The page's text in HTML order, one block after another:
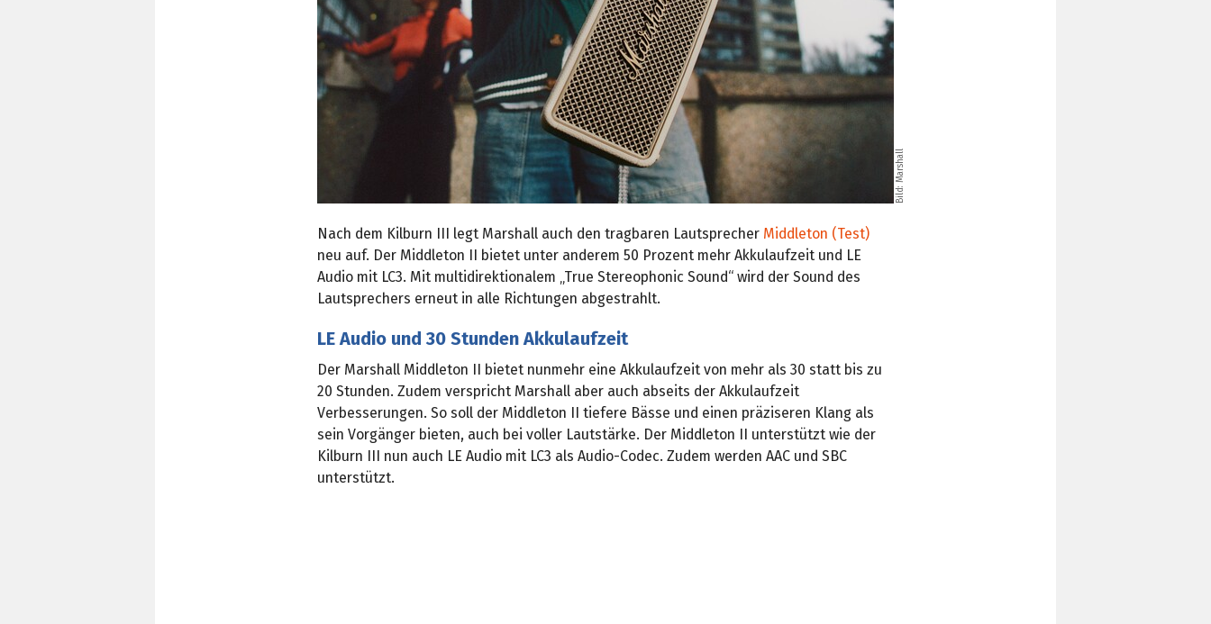
Bild: Marshall
Nach dem Kilburn III legt Marshall auch den tragbaren Lautsprecher Middleton (Test)
neu auf. Der Middleton II bietet unter anderem 50 Prozent mehr Akkulaufzeit und LE
Audio mit LC3. Mit multidirektionalem „True Stereophonic Sound“ wird der Sound des
Lautsprechers erneut in alle Richtungen abgestrahlt.
LE Audio und 30 Stunden Akkulaufzeit
Der Marshall Middleton II bietet nunmehr eine Akkulaufzeit von mehr als 30 statt bis zu
20 Stunden. Zudem verspricht Marshall aber auch abseits der Akkulaufzeit
Verbesserungen. So soll der Middleton II tiefere Bässe und einen präziseren Klang als
sein Vorgänger bieten, auch bei voller Lautstärke. Der Middleton II unterstützt wie der
Kilburn III nun auch LE Audio mit LC3 als Audio-Codec. Zudem werden AAC und SBC
unterstützt.